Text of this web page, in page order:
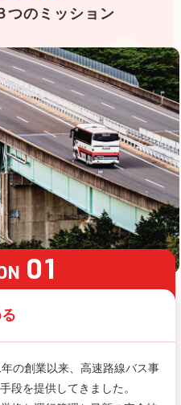
つのミッション
01
の創業以来、高速路線バス事
段を提供してきました。